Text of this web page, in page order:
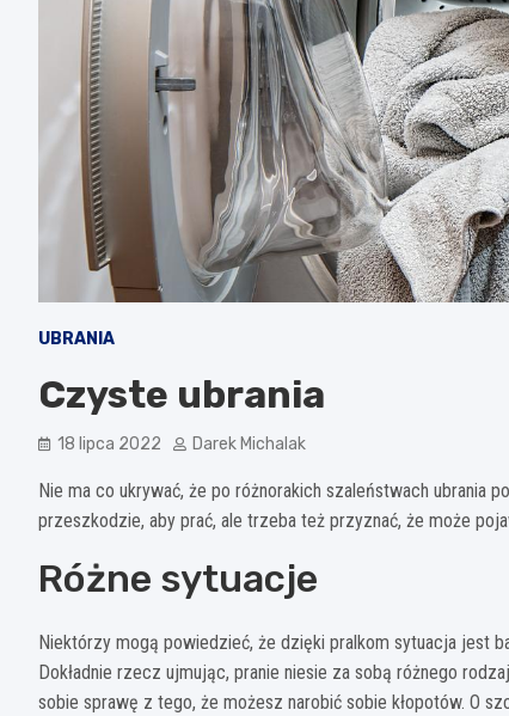
UBRANIA
Czyste ubrania
18 lipca 2022 Darek Michalak
Nie ma co ukrywać, że po różnorakich szaleństwach ubrania
przeszkodzie, aby prać, ale trzeba też przyznać, że może
Różne sytuacje
Niektórzy mogą powiedzieć, że dzięki pralkom sytuacja jest
Dokładnie rzecz ujmując, pranie niesie za sobą różnego
sobie sprawę z tego, że możesz narobić sobie kłopotów. O